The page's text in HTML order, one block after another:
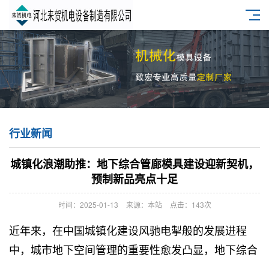
行业新闻
城镇化浪潮助推：地下综合管廊模具建设迎新契机，
预制新品亮点十足
时间：2025-01-13 来源：本站 点击：143次
近年来，在中国城镇化建设风驰电掣般的发展进程
中，城市地下空间管理的重要性愈发凸显， 地下综合